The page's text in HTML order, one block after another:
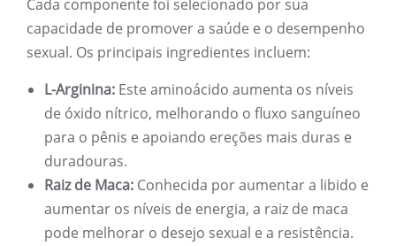
Cada componente foi selecionado por sua
capacidade de promover a saúde e o desempenho
sexual. Os principais ingredientes incluem:
L-Arginina: Este aminoácido aumenta os níveis
de óxido nítrico, melhorando o fluxo sanguíneo
para o pênis e apoiando ereções mais duras e
duradouras.
Raiz de Maca: Conhecida por aumentar a libido e
aumentar os níveis de energia, a raiz de maca
pode melhorar o desejo sexual e a resistência.